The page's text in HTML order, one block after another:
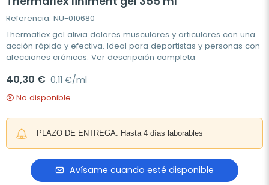
Referencia: NU-010680
Thermaflex gel alivia dolores musculares y articulares con una
acción rápida y efectiva. Ideal para deportistas y personas con
afecciones crónicas. Ver descripción completa
40,30 € 0,11 €/ml
No disponible
PLAZO DE ENTREGA: Hasta 4 días laborables
Avísame cuando esté disponible